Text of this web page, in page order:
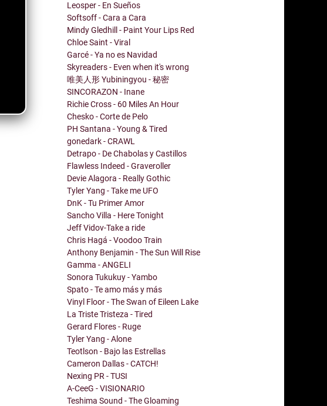
Leosper - En Sueños
Softsoff - Cara a Cara
Mindy Gledhill - Paint Your Lips Red
Chloe Saint - Viral
Garcé - Ya no es Navidad
Skyreaders - Even when it's wrong
唯美人形 Yubiningyou - 秘密
SINCORAZON - Inane
Richie Cross - 60 Miles An Hour
Chesko - Corte de Pelo
PH Santana - Young & Tired
gonedark - CRAWL
Detrapo - De Chabolas y Castillos
Flawless Indeed - Graveroller
Devie Alagora - Really Gothic
Tyler Yang - Take me UFO
DnK - Tu Primer Amor
Sancho Villa - Here Tonight
Jeff Vidov-Take a ride
Chris Hagá - Voodoo Train
Anthony Benjamin - The Sun Will Rise
Gamma - ANGELI
Sonora Tukukuy - Yambo
Spato - Te amo más y más
Vinyl Floor - The Swan of Eileen Lake
La Triste Tristeza - Tired
Gerard Flores - Ruge
Tyler Yang - Alone
Teotlson - Bajo las Estrellas
Cameron Dallas - CATCH!
Nexing PR - TUSI
A-CeeG - VISIONARIO
Teshima Sound - The Gloaming